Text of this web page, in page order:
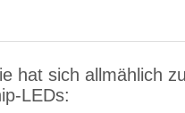
hat sich allmählich
LEDs: